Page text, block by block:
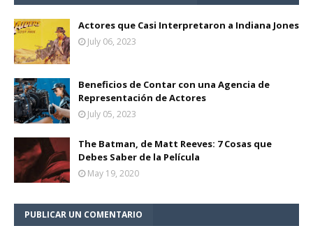
Actores que Casi Interpretaron a Indiana Jones
July 06, 2023
Beneficios de Contar con una Agencia de
Representación de Actores
July 05, 2023
The Batman, de Matt Reeves: 7 Cosas que
Debes Saber de la Película
May 19, 2020
PUBLICAR UN COMENTARIO